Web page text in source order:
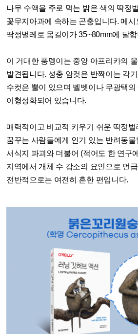
나무 수액을 주로 먹는 밝은 색의 딱정
꽃무지아과에 속하는 곤충입니다. 메
딱정벌레로 몸길이가 35~80mm에 달
이 거대한 풍뎅이는 중앙 아프리카의
발견됩니다. 성충 암컷은 반짝이는 각
수컷은 뿔이 있으며 벨벳이나 무광택
이형성화되어 있습니다.
매력적이고 비교적 키우기 쉬운 딱정
꿈꾸는 사람들에게 인기 있는 반려동
서식지 파괴와 더불어 (적어도 한 연구
지역에서 개체 수 감소의 요인으로 언
전반적으로는 여전히 흔한 편입니다.